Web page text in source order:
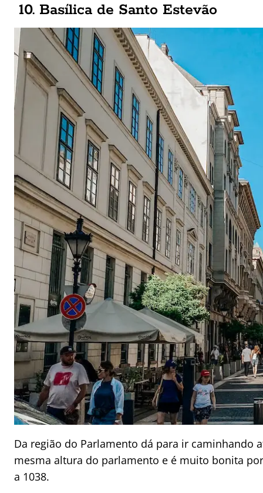
10. Basílica de Santo Estevão
Da região do Parlamento dá para ir caminhando
mesma altura do parlamento e é muito bonita
a 1038.